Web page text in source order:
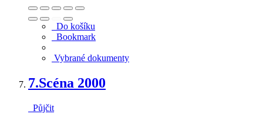
Do košíku
Bookmark
Vybrané dokumenty
7.Scéna 2000
Půjčit